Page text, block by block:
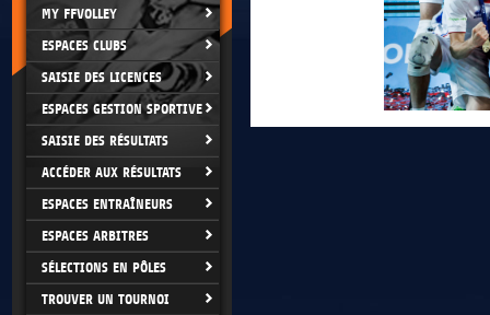
MY FFVOLLEY
ESPACES CLUBS
SAISIE DES LICENCES
ESPACES GESTION SPORTIVE
SAISIE DES RÉSULTATS
ACCÉDER AUX RÉSULTATS
ESPACES ENTRAÎNEURS
ESPACES ARBITRES
SÉLECTIONS EN PÔLES
TROUVER UN TOURNOI